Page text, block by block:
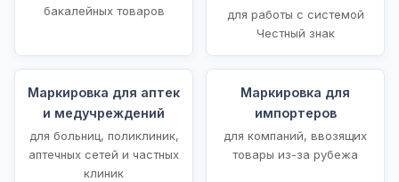
бакалейных товаров
для работы с системой
Честный знак
Маркировка для аптек
и медучреждений
для больниц, поликлиник,
аптечных сетей и частных
клиник
Маркировка для
импортеров
для компаний, ввозящих
товары из-за рубежа